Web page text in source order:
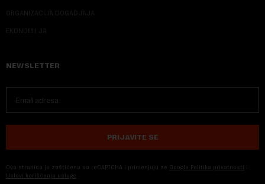
ORGANIZACIJA DOGADJAJA
EKONOM I JA
NEWSLETTER
PRIJAVITE SE
Ova stranica je zaštićena sa reCAPTCHA i primenjuju se Google Politika privatnosti i
Uslovi korišćenja usluge